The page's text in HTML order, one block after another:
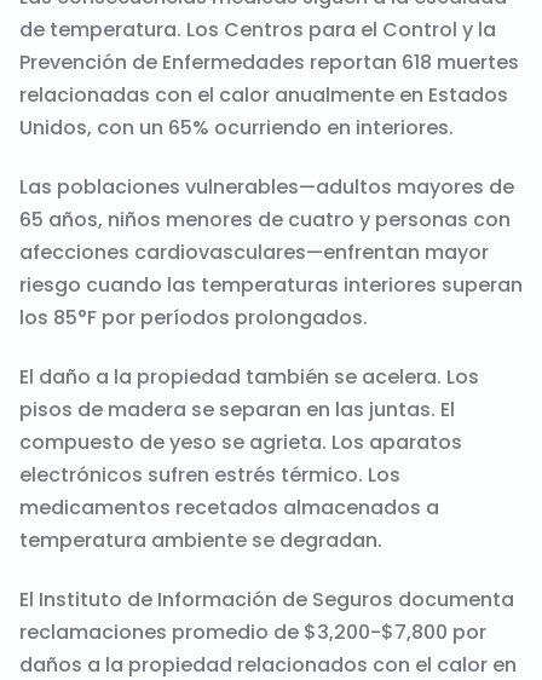
de temperatura. Los Centros para el Control y la
Prevención de Enfermedades reportan 618 muertes
relacionadas con el calor anualmente en Estados
Unidos, con un 65% ocurriendo en interiores.
Las poblaciones vulnerables—adultos mayores de
65 años, niños menores de cuatro y personas con
afecciones cardiovasculares—enfrentan mayor
riesgo cuando las temperaturas interiores superan
los 85°F por períodos prolongados.
El daño a la propiedad también se acelera. Los
pisos de madera se separan en las juntas. El
compuesto de yeso se agrieta. Los aparatos
electrónicos sufren estrés térmico. Los
medicamentos recetados almacenados a
temperatura ambiente se degradan.
El Instituto de Información de Seguros documenta
reclamaciones promedio de $3,200-$7,800 por
daños a la propiedad relacionados con el calor en